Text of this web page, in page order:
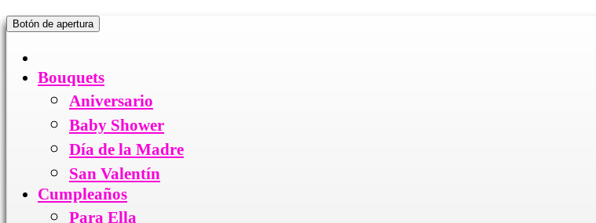
Botón de apertura
Bouquets
Aniversario
Baby Shower
Día de la Madre
San Valentín
Cumpleaños
Para Ella